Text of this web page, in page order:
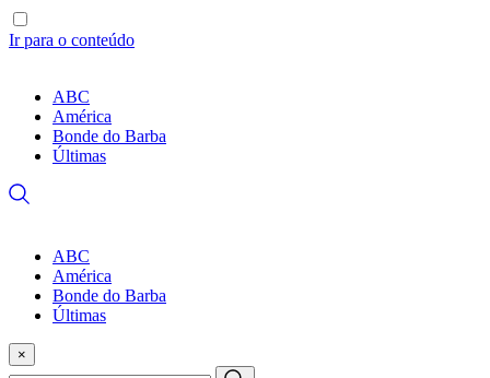
Ir para o conteúdo
ABC
América
Bonde do Barba
Últimas
ABC
América
Bonde do Barba
Últimas
×